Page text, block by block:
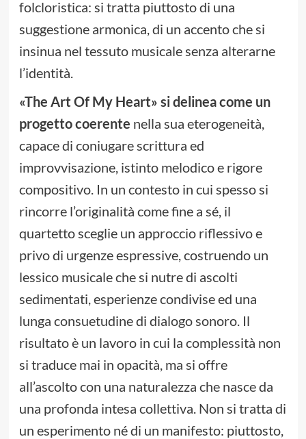
folcloristica: si tratta piuttosto di una
suggestione armonica, di un accento che si
insinua nel tessuto musicale senza alterarne
l’identità.
«The Art Of My Heart» si delinea come un
progetto coerente nella sua eterogeneità,
capace di coniugare scrittura ed
improvvisazione, istinto melodico e rigore
compositivo. In un contesto in cui spesso si
rincorre l’originalità come fine a sé, il
quartetto sceglie un approccio riflessivo e
privo di urgenze espressive, costruendo un
lessico musicale che si nutre di ascolti
sedimentati, esperienze condivise ed una
lunga consuetudine di dialogo sonoro. Il
risultato è un lavoro in cui la complessità non
si traduce mai in opacità, ma si offre
all’ascolto con una naturalezza che nasce da
una profonda intesa collettiva. Non si tratta di
un esperimento né di un manifesto: piuttosto,